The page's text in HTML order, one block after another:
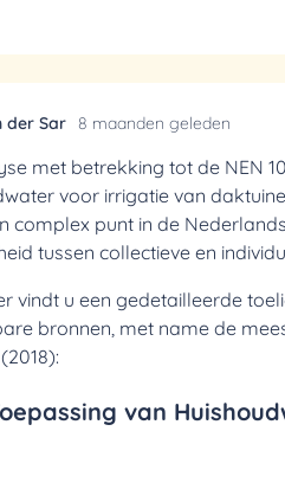
der Sar 8 maanden geleden
met betrekking tot de NEN
voor irrigatie van
complex punt in de
tussen collectieve en
vindt u een gedetailleerde
bronnen, met name de
van